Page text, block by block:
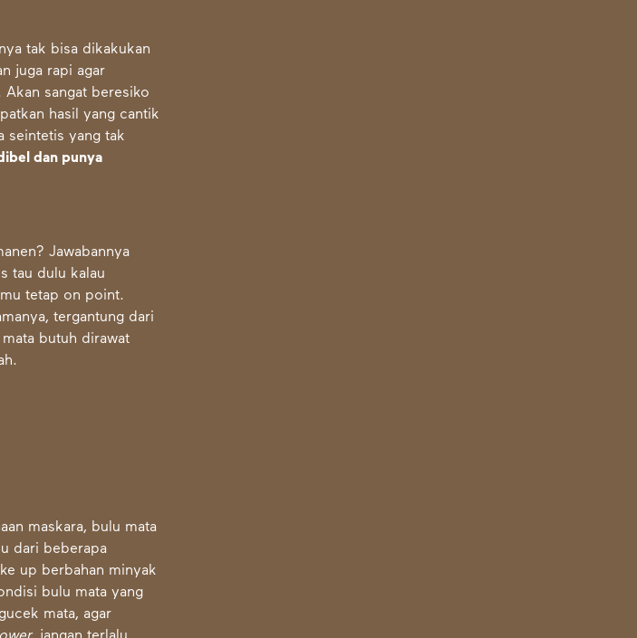
tak bisa dikakukan
juga rapi agar
Akan sangat beresiko
hasil yang cantik
seintetis yang tak
dan punya
Jawabannya
tau dulu kalau
tetap on point.
tergantung dari
butuh dirawat
maskara, bulu mata
dari beberapa
up berbahan minyak
bulu mata yang
mata, agar